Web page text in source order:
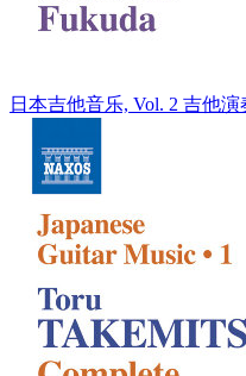
日本吉他音乐, Vol. 2 吉他